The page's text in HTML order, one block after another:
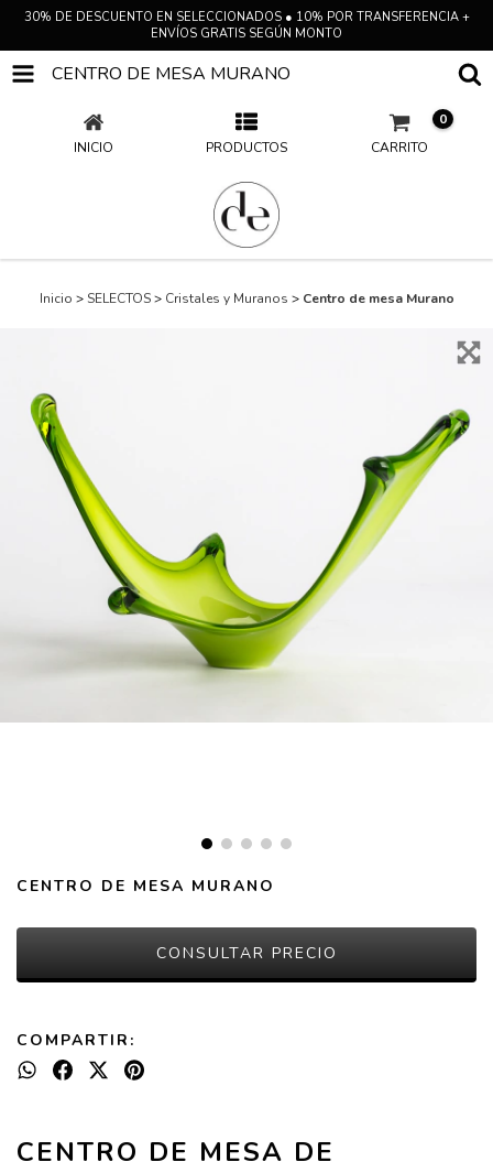
30% DE DESCUENTO EN SELECCIONADOS ● 10% POR TRANSFERENCIA +
ENVÍOS GRATIS SEGÚN MONTO
CENTRO DE MESA MURANO
INICIO PRODUCTOS CARRITO
0
Inicio > SELECTOS > Cristales y Muranos > Centro de mesa Murano
CENTRO DE MESA MURANO
COMPARTIR:
CENTRO DE MESA DE